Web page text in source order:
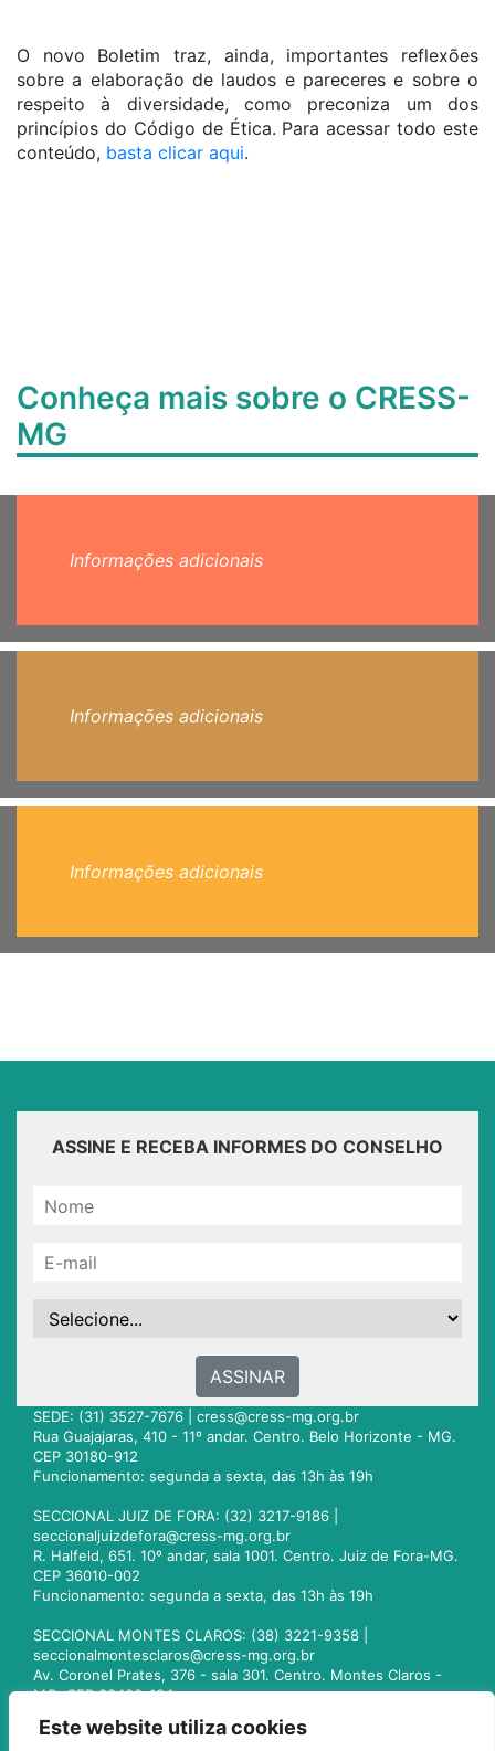
Este website utiliza cookies
O novo Boletim traz, ainda, importantes reflexões
sobre a elaboração de laudos e pareceres e sobre o
respeito à diversidade, como preconiza um dos
princípios do Código de Ética. Para acessar todo este
conteúdo, basta clicar aqui.
Conheça mais sobre o CRESS-
MG
Informações adicionais
Informações adicionais
Informações adicionais
ASSINE E RECEBA INFORMES DO CONSELHO
ASSINAR
SEDE: (31) 3527-7676 | cress@cress-mg.org.br
Rua Guajajaras, 410 - 11º andar. Centro. Belo Horizonte - MG.
CEP 30180-912
Funcionamento: segunda a sexta, das 13h às 19h
SECCIONAL JUIZ DE FORA: (32) 3217-9186 |
seccionaljuizdefora@cress-mg.org.br
R. Halfeld, 651. 10º andar, sala 1001. Centro. Juiz de Fora-MG.
CEP 36010-002
Funcionamento: segunda a sexta, das 13h às 19h
SECCIONAL MONTES CLAROS: (38) 3221-9358 |
seccionalmontesclaros@cress-mg.org.br
Av. Coronel Prates, 376 - sala 301. Centro. Montes Claros -
MG. CEP 39400-104